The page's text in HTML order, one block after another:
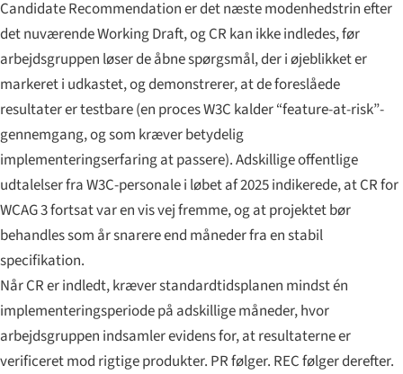
Candidate Recommendation er det næste modenhedstrin efter
det nuværende Working Draft, og CR kan ikke indledes, før
arbejdsgruppen løser de åbne spørgsmål, der i øjeblikket er
markeret i udkastet, og demonstrerer, at de foreslåede
resultater ertestbare(en proces W3C kalder “feature-at-risk”-
gennemgang, og som kræver betydelig
implementeringserfaring at passere). Adskillige offentlige
udtalelser fra W3C-personale i løbet af 2025 indikerede, at CR for
WCAG 3 fortsat var en vis vej fremme, og at projektet bør
behandles som år snarere end måneder fra en stabil
specifikation.
Når CR er indledt, kræver standardtidsplanen mindst én
implementeringsperiode på adskillige måneder, hvor
arbejdsgruppen indsamler evidens for, at resultaterne er
verificeret mod rigtige produkter. PR følger. REC følger derefter.